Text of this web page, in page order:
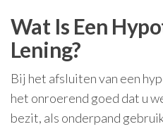
Wat Is Een
Lening?
Bij het afsluiten van een
het onroerend goed dat u
bezit, als onderpand